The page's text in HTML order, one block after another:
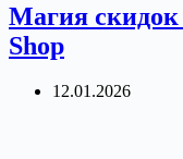
Магия скидок
Shop
12.01.2026